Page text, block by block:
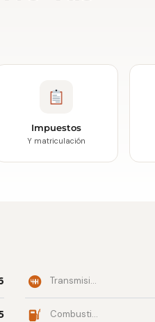
Impuestos
Y matriculación
Transmisión
Combustible